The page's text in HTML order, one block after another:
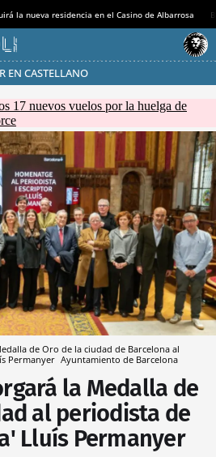
la nueva residencia en el Casino de Albarrosa
EN CASTELLANO
MODO AHORRO
17 nuevos vuelos por la huelga de
de Oro de la ciudad de Barcelona al
Permanyer Ayuntamiento de Barcelona
la Medalla de
al periodista de
Lluís Permanyer